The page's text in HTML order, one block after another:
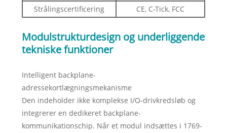
Strålingscertificering
CE, C-Tick, FCC
Modulstrukturdesign og underliggende
tekniske funktioner
Intelligent backplane-
adressekortlægningsmekanisme
Den indeholder ikke komplekse I/O-drivkredsløb og
integrerer en dedikeret backplane-
kommunikationschip. Når et modul indsættes i 1769-